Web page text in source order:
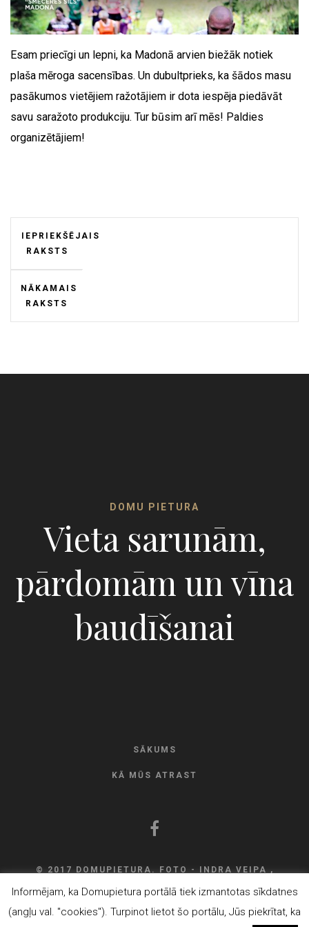
Esam priecīgi un lepni, ka Madonā arvien biežāk notiek
plaša mēroga sacensības. Un dubultprieks, ka šādos masu
pasākumos vietējiem ražotājiem ir dota iespēja piedāvāt
savu saražoto produkciju. Tur būsim arī mēs! Paldies
organizētājiem!
IEPRIEKŠĒJAIS
RAKSTS
NĀKAMAIS
RAKSTS
DOMU PIETURA
Vieta sarunām,
pārdomām un vīna
baudīšanai
SĀKUMS
KĀ MŪS ATRAST
© 2017 DOMUPIETURA. FOTO - INDRA VEIPA ,
Informējam, ka Domupietura portālā tiek izmantotas sīkdatnes
(angļu val. "cookies"). Turpinot lietot šo portālu, Jūs piekrītat, ka